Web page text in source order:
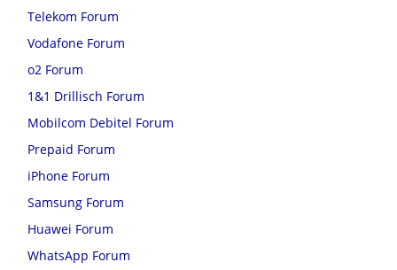
Telekom Forum
Vodafone Forum
o2 Forum
1&1 Drillisch Forum
Mobilcom Debitel Forum
Prepaid Forum
iPhone Forum
Samsung Forum
Huawei Forum
WhatsApp Forum